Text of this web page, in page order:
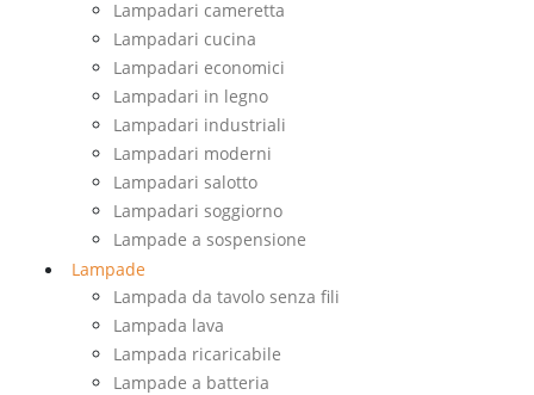
Lampadari cameretta
Lampadari cucina
Lampadari economici
Lampadari in legno
Lampadari industriali
Lampadari moderni
Lampadari salotto
Lampadari soggiorno
Lampade a sospensione
Lampade
Lampada da tavolo senza fili
Lampada lava
Lampada ricaricabile
Lampade a batteria